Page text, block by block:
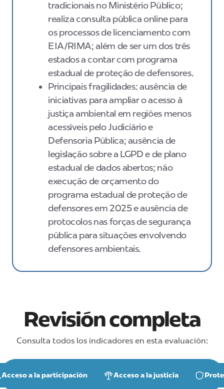
tradicionais no Ministério Público;
realiza consulta pública online para
os processos de licenciamento com
EIA/RIMA; além de ser um dos três
estados a contar com programa
estadual de proteção de defensores.
Principais fragilidades: ausência de
iniciativas para ampliar o acesso à
justiça ambiental em regiões menos
acessíveis pelo Judiciário e
Defensoria Pública; ausência de
legislação sobre a LGPD e de plano
estadual de dados abertos; não
execução de orçamento do
programa estadual de proteção de
defensores em 2025 e ausência de
protocolos nas forças de segurança
pública para situações envolvendo
defensores ambientais.
Revisión completa
Consulta todos los indicadores en esta evaluación:
Acceso a la participación Acceso a la justicia